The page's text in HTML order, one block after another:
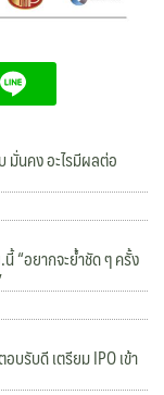
มั่นคง อะไรมีผลต่อ
“อยากจะย้ำชัด ๆ ครั้ง
บรับดี เตรียม IPO เข้า